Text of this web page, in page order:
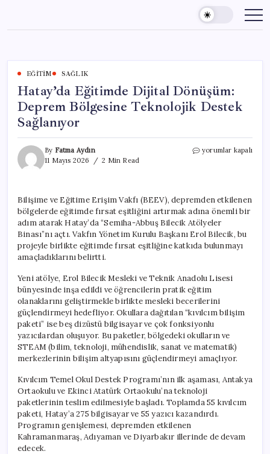
content
EĞITIM SAĞLIK
Hatay’da Eğitimde Dijital Dönüşüm:
Deprem Bölgesine Teknolojik Destek
Sağlanıyor
By Fatma Aydın
11 Mayıs 2026
2 Min Read
Hatay’da
Bölgesine
Teknolojik
Destek
Sağlanıyor
için
yorumlar kapalı
Bilişime ve Eğitime Erişim Vakfı (BEEV), depremden etkilenen
bölgelerde eğitimde fırsat eşitliğini artırmak adına önemli bir
adım atarak Hatay’da “Semiha-Abbuş Bilecik Atölyeler
Binası”nı açtı. Vakfın Yönetim Kurulu Başkanı Erol Bilecik, bu
projeyle birlikte eğitimde fırsat eşitliğine katkıda bulunmayı
amaçladıklarını belirtti.
Yeni atölye, Erol Bilecik Mesleki ve Teknik Anadolu Lisesi
bünyesinde inşa edildi ve öğrencilerin pratik eğitim
olanaklarını geliştirmekle birlikte mesleki becerilerini
güçlendirmeyi hedefliyor. Okullara dağıtılan “kıvılcım bilişim
paketi” ise beş dizüstü bilgisayar ve çok fonksiyonlu
yazıcılardan oluşuyor. Bu paketler, bölgedeki okulların ve
STEAM (bilim, teknoloji, mühendislik, sanat ve matematik)
merkezlerinin bilişim altyapısını güçlendirmeyi amaçlıyor.
Kıvılcım Temel Okul Destek Programı’nın ilk aşaması, Antakya
Ortaokulu ve Ekinci Atatürk Ortaokulu’na teknoloji
paketlerinin teslim edilmesiyle başladı. Toplamda 55 kıvılcım
paketi, Hatay’a 275 bilgisayar ve 55 yazıcı kazandırdı.
Programın genişlemesi, depremden etkilenen
Kahramanmaraş, Adıyaman ve Diyarbakır illerinde de devam
edecek.